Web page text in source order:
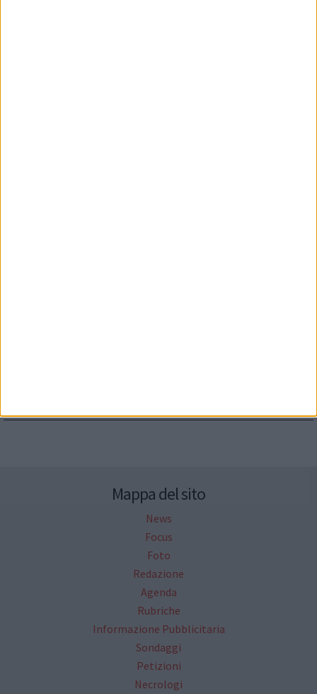
Mappa del sito
News
Focus
Foto
Redazione
Agenda
Rubriche
Informazione Pubblicitaria
Sondaggi
Petizioni
Necrologi